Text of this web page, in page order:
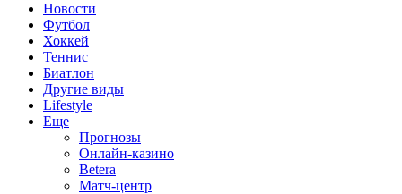
Новости
Футбол
Хоккей
Теннис
Биатлон
Другие виды
Lifestyle
Еще
Прогнозы
Онлайн-казино
Betera
Матч-центр